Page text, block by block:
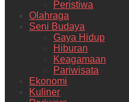
Peristiwa
Olahraga
Seni Budaya
Gaya Hidup
Hiburan
Keagamaan
Pariwisata
Ekonomi
Kuliner